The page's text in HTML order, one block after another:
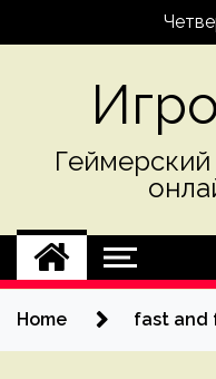
Home fast and